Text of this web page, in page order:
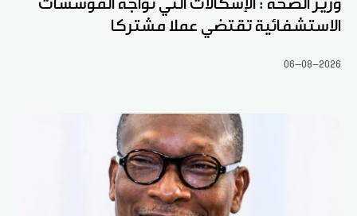
وزير الصحة : الإشكالات التي تواجه المؤسسات
الاستشفائية تقتضي عملا مشتركا
06-08-2026